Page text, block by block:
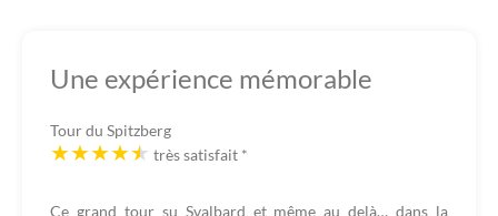
Une expérience mémorable
Tour du Spitzberg
très satisfait *
Ce grand tour su Svalbard et même au delà… dans la